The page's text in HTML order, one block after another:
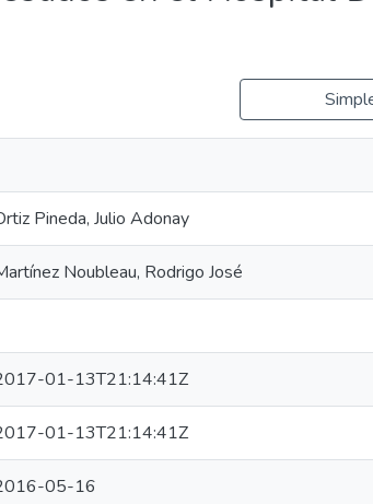
Pineda, Julio Adonay
Noubleau, Rodrigo José
01-13T21:14:41Z
01-13T21:14:41Z
05-16